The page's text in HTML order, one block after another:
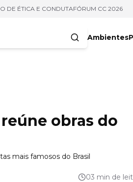
DE ÉTICA E CONDUTAFÓRUM CC 2026
Ambientes
obras do
mais famosos do Brasil
03 min de